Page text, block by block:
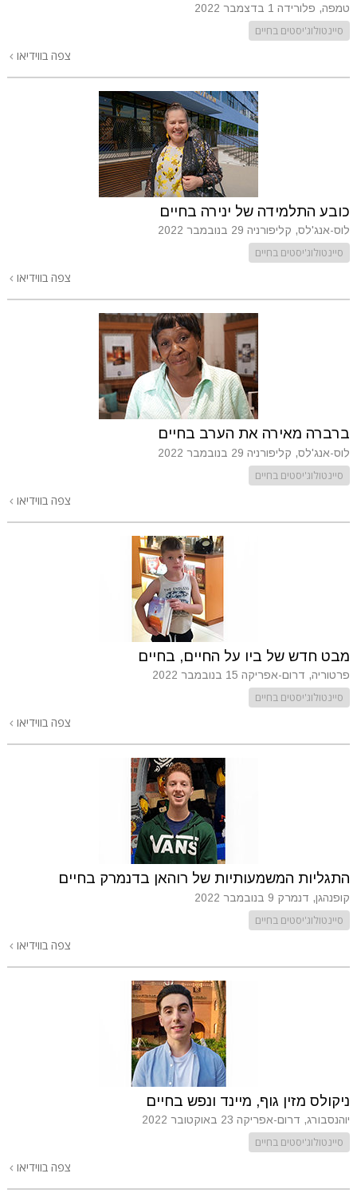
טמפה, פלורידה 1 בדצמבר 2022
סיינטולוג'יסטים בחיים
צפה בווידיאו
כובע התלמידה של ינירה בחיים
לוס-אנג'לס, קליפורניה 29 בנובמבר 2022
סיינטולוג'יסטים בחיים
צפה בווידיאו
ברברה מאירה את הערב בחיים
לוס-אנג'לס, קליפורניה 29 בנובמבר 2022
סיינטולוג'יסטים בחיים
צפה בווידיאו
מבט חדש של ביו על החיים, בחיים
פרטוריה, דרום-אפריקה 15 בנובמבר 2022
סיינטולוג'יסטים בחיים
צפה בווידיאו
התגליות המשמעותיות של רוהאן בדנמרק בחיים
קופנהגן, דנמרק 9 בנובמבר 2022
סיינטולוג'יסטים בחיים
צפה בווידיאו
ניקולס מזין גוף, מיינד ונפש בחיים
יוהנסבורג, דרום-אפריקה 23 באוקטובר 2022
סיינטולוג'יסטים בחיים
צפה בווידיאו